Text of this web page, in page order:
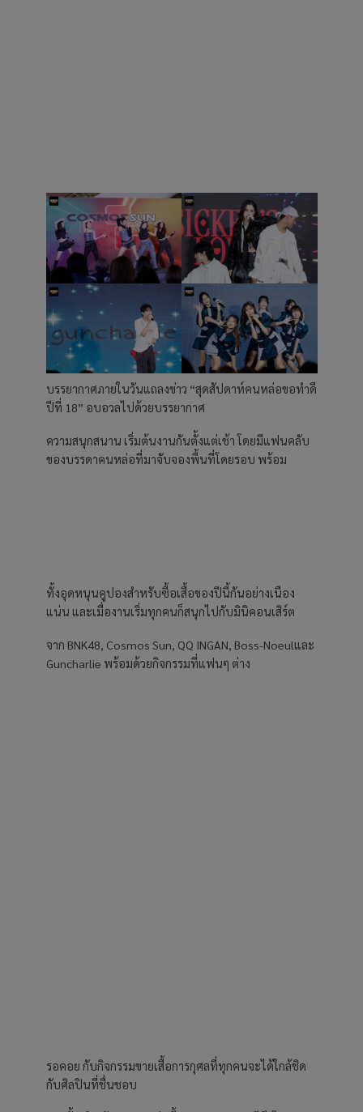
บรรยากาศภายในวันแถลงข่าว “สุดสัปดาห์คนหล่อขอทำดี
ปีที่ 18” อบอวลไปด้วยบรรยากาศ
ความสนุกสนาน เริ่มต้นงานกันตั้งแต่เช้า โดยมีแฟนคลับ
ของบรรดาคนหล่อที่มาจับจองพื้นที่โดยรอบ พร้อม
ทั้งอุดหนุนคูปองสำหรับซื้อเสื้อของปีนี้กันอย่างเนือง
แน่น และเมื่องานเริ่มทุกคนก็สนุกไปกับมินิคอนเสิร์ต
จาก BNK48, Cosmos Sun, QQ INGAN, Boss-Noeulและ
Guncharlie พร้อมด้วยกิจกรรมที่แฟนๆ ต่าง
รอคอย กับกิจกรรมขายเสื้อการกุศลที่ทุกคนจะได้ใกล้ชิด
กับศิลปินที่ชื่นชอบ